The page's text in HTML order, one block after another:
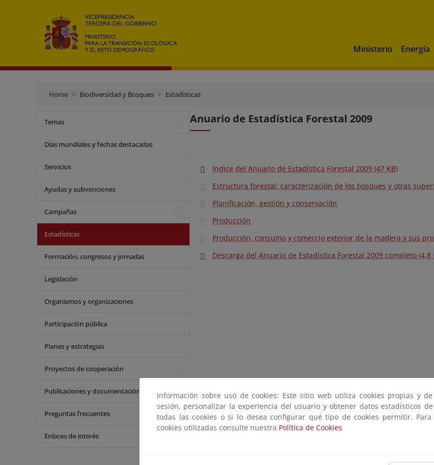
Ministerio Energía
Home Biodiversidad y Bosques Estadísticas
Temas
Días mundiales y fechas destacadas
Servicios
Ayudas y subvenciones
Campañas
Estadísticas
Formación, congresos y jornadas
Legislación
Organismos y organizaciones
Participación pública
Planes y estrategias
Proyectos de cooperación
Publicaciones y documentación
Preguntas frecuentes
Enlaces de interés
Anuario de Estadística Forestal 2009
Indice del Anuario de Estadística Forestal 2009 (47 KB)
Estructura forestal: caracterización de los bosques y otras
Planificación, gestión y conservación
Producción
Producción, consumo y comercio exterior de la madera y sus
Descarga del Anuario de Estadística Forestal 2009 completo (4,8
Información sobre uso de cookies: Este sitio web utiliza cookies propias y
sesión, personalizar la experiencia del usuario y obtener datos estadísticos
todas las cookies o si lo desea configurar qué tipo de cookies permitir.
cookies utilizadas consulte nuestra Política de Cookies